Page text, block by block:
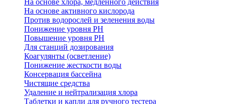
На основе хлора, медленного действия
На основе активного кислорода
Против водорослей и зеленения воды
Понижение уровня РН
Повышение уровня РН
Для станций дозирования
Коагулянты (осветление)
Понижение жесткости воды
Консервация бассейна
Чистящие средства
Удаление и нейтрализация хлора
Таблетки и капли для ручного тестера